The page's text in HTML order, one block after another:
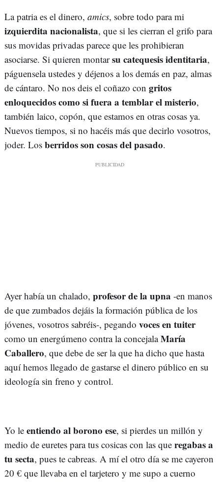
La patria es el dinero, amics, sobre todo para mi
izquierdita nacionalista, que si les cierran el grifo para
sus movidas privadas parece que les prohibieran
asociarse. Si quieren montarsu catequesis identitaria,
páguensela ustedes y déjenos a los demás en paz, almas
de cántaro. No nos deis el coñazo con gritos
enloquecidos como si fuera a temblar el misterio,
también laico, copón, que estamos en otras cosas ya.
Nuevos tiempos, si no hacéis más que decirlo vosotros,
joder. Los berridos son cosas del pasado.
Ayer había un chalado, profesor de la upna -en manos
de que zumbados dejáis la formación pública de los
jóvenes, vosotros sabréis-, pegando voces en tuiter
como un energúmeno contra la concejalaMaría
Caballero, que debe de ser la que ha dicho que hasta
aquí hemos llegado de gastarse el dinero público en su
ideología sin freno y control.
Yo le entiendo al borono ese, si pierdes un millón y
medio de euretes para tus cosicas con las que regabas a
tu secta, pues te cabreas. A mí el otro día se me cayeron
20 € que llevaba en el tarjetero y me supo a cuerno